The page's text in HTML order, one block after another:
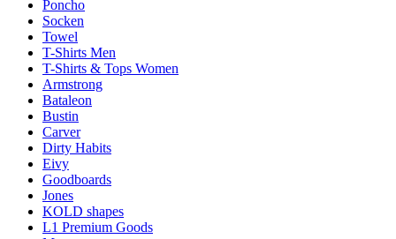
Poncho
Socken
Towel
T-Shirts Men
T-Shirts & Tops Women
Armstrong
Bataleon
Bustin
Carver
Dirty Habits
Eivy
Goodboards
Jones
KOLD shapes
L1 Premium Goods